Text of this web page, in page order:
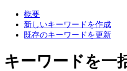
概要
新しいキーワードを作成
既存のキーワードを更新
キーワードを一